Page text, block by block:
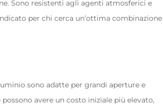
Sono resistenti agli agenti atmosferici e
per chi cerca un’ottima combinazione
sono adatte per grandi aperture e
avere un costo iniziale più elevato,